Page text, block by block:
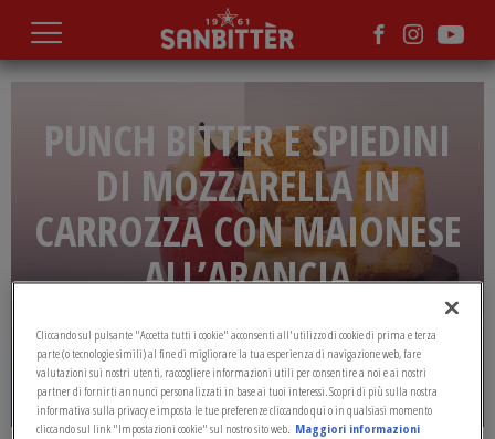
contenuto
principale
PUNCH BITTER E SPIEDINI
DI MOZZARELLA IN
CARROZZA CON MAIONESE
ALL’ARANCIA
L’idea giusta per un aperitivo all’insegna del
gusto è quella offerta dal drink Sanbittèr,
ideale per questo mix di sapori.
Cliccando sul pulsante "Accetta tutti i cookie" acconsenti all'utilizzo di cookie di prima e terza
parte (o tecnologie simili) al fine di migliorare la tua esperienza di navigazione web, fare
valutazioni sui nostri utenti, raccogliere informazioni utili per consentire a noi e ai nostri
partner di fornirti annunci personalizzati in base ai tuoi interessi. Scopri di più sulla nostra
informativa sulla privacy e imposta le tue preferenze cliccando qui o in qualsiasi momento
cliccando sul link "Impostazioni cookie" sul nostro sito web. Maggiori informazioni